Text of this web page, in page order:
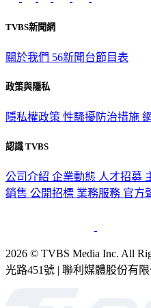
TVBS新聞網
關於我們 56新聞台節目表
政策與隱私
隱私權政策 性騷擾防治措施
認識 TVBS
公司介紹 企業動態 人才招募
銷售 公開招標 業務服務 官方
2026 © TVBS Media Inc. All
光路451號 | 聯利媒體股份有限